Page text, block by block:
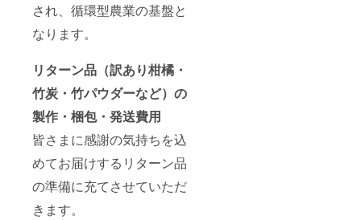
され、循環型農業の基盤と
なります。
リターン品（訳あり柑橘・
竹炭・竹パウダーなど）の
製作・梱包・発送費用
皆さまに感謝の気持ちを込
めてお届けするリターン品
の準備に充てさせていただ
きます。